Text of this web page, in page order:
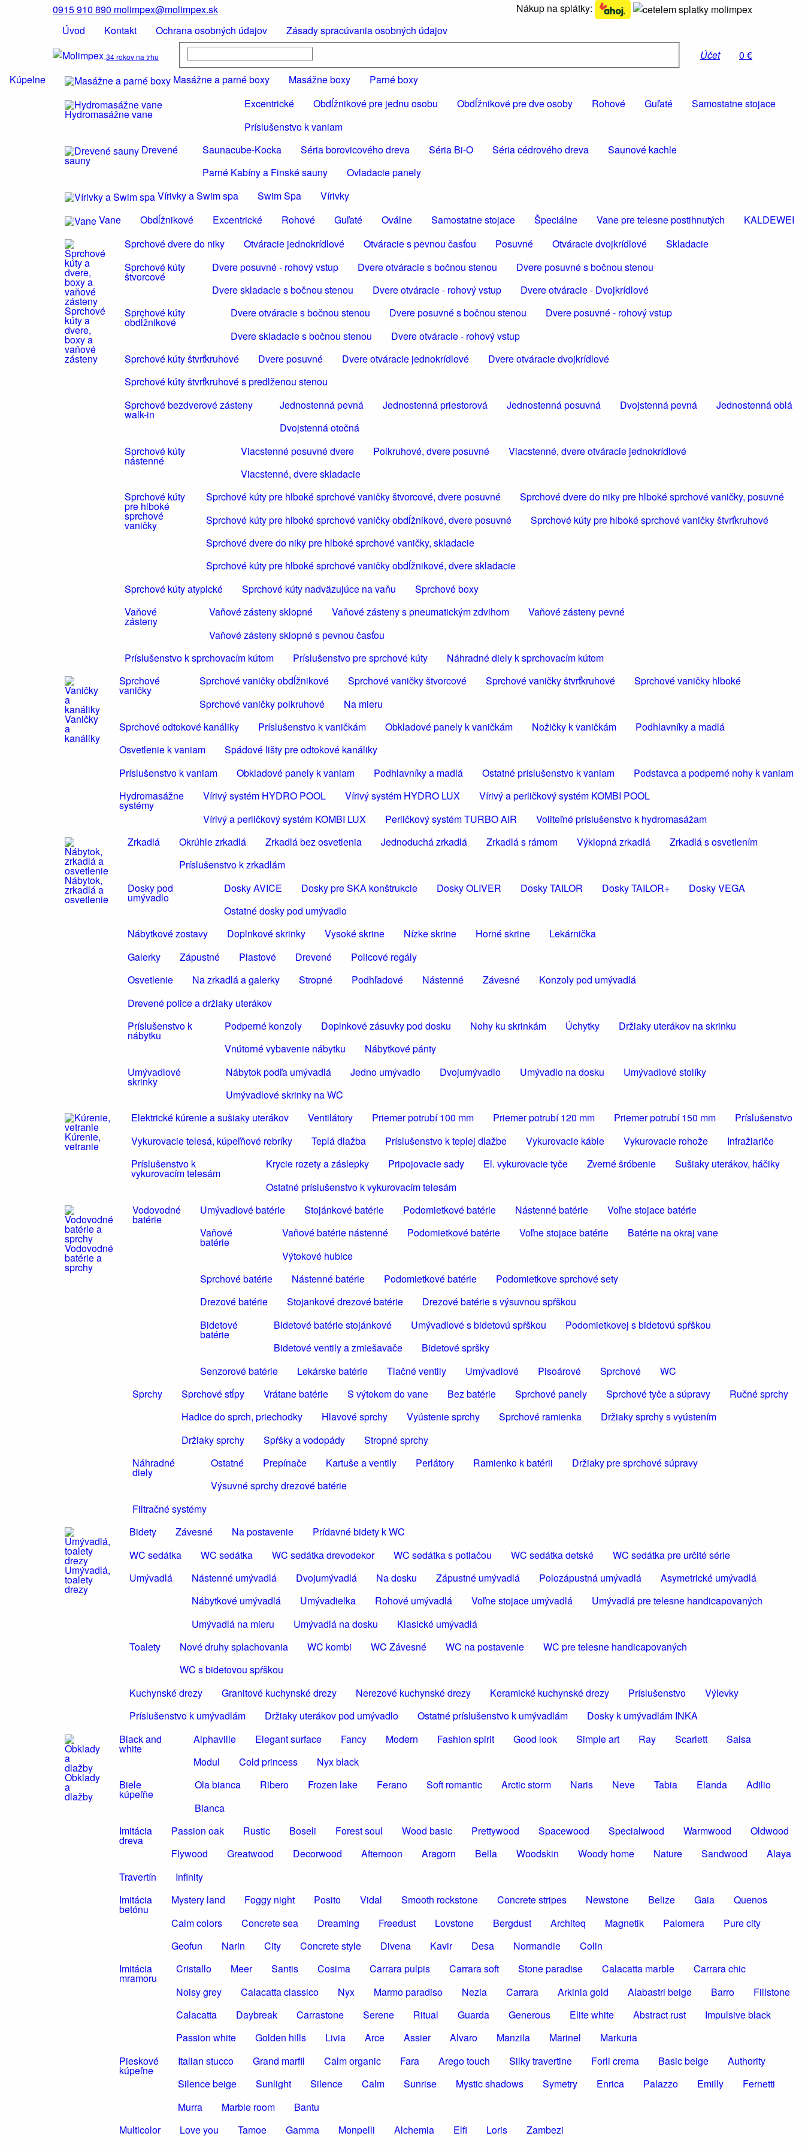
0915 910 890 molimpex@molimpex.sk
Nákup na splátky:
Úvod
Kontakt Ochrana osobných údajov Zásady spracúvania osobných údajov
34 rokov na trhu Účet
0 €
Kúpelne
Masážne a parné boxy Masážne boxy Parné boxy
Hydromasážne vane
Excentrické Obdĺžnikové pre jednu osobu Obdĺžnikové pre dve osoby Rohové Guľaté
Samostatne stojace
Príslušenstvo k vaniam
Drevené
sauny
Saunacube-Kocka Séria borovicového dreva Séria Bi-O Séria cédrového dreva
Saunové kachle
Parné Kabíny a Finské sauny
Ovladacie panely
Vírivky a Swim spa
Swim Spa
Vírivky
Vane
Obdĺžnikové Excentrické Rohové Guľaté Oválne Samostatne stojace Špeciálne Vane pre telesne postihnutých KALDEWEI
Sprchové
kúty a
dvere,
boxy a
vaňové
zásteny
Sprchové dvere do niky Otváracie jednokrídlové Otváracie s pevnou časťou Posuvné Otváracie dvojkrídlové
Skladacie
Sprchové kúty
štvorcové
Dvere posuvné - rohový vstup Dvere otváracie s bočnou stenou
Dvere posuvné s bočnou stenou
Dvere skladacie s bočnou stenou
Dvere otváracie - rohový vstup
Dvere otváracie - Dvojkrídlové
Sprchové kúty
obdĺžnikové
Dvere otváracie s bočnou stenou Dvere posuvné s bočnou stenou
Dvere posuvné - rohový vstup
Dvere skladacie s bočnou stenou
Dvere otváracie - rohový vstup
Sprchové kúty štvrťkruhové
Dvere posuvné Dvere otváracie jednokrídlové
Dvere otváracie dvojkrídlové
Sprchové kúty štvrťkruhové s predlženou stenou
Sprchové bezdverové zásteny
walk-in
Jednostenná pevná Jednostenná priestorová Jednostenná posuvná Dvojstenná pevná
Jednostenná oblá
Dvojstenná otočná
Sprchové kúty
nástenné
Viacstenné posuvné dvere Polkruhové, dvere posuvné
Viacstenné, dvere otváracie jednokrídlové
Viacstenné, dvere skladacie
Sprchové kúty
pre hlboké
sprchové
vaničky
Sprchové kúty pre hlboké sprchové vaničky štvorcové, dvere posuvné
Sprchové dvere do niky pre hlboké sprchové vaničky, posuvné
Sprchové kúty pre hlboké sprchové vaničky obdĺžnikové, dvere posuvné
Sprchové kúty pre hlboké sprchové vaničky štvrťkruhové
Sprchové dvere do niky pre hlboké sprchové vaničky, skladacie
Sprchové kúty pre hlboké sprchové vaničky obdĺžnikové, dvere skladacie
Sprchové kúty atypické
Sprchové kúty nadväzujúce na vaňu
Sprchové boxy
Vaňové
zásteny
Vaňové zásteny sklopné Vaňové zásteny s pneumatickým zdvihom
Vaňové zásteny pevné
Vaňové zásteny sklopné s pevnou časťou
Príslušenstvo k sprchovacím kútom
Príslušenstvo pre sprchové kúty Náhradné diely k sprchovacím kútom
Vaničky
a
kanáliky
Sprchové
vaničky
Sprchové vaničky obdĺžnikové Sprchové vaničky štvorcové Sprchové vaničky štvrťkruhové
Sprchové vaničky hlboké
Sprchové vaničky polkruhové
Na mieru
Sprchové odtokové kanáliky
Príslušenstvo k vaničkám Obkladové panely k vaničkám Nožičky k vaničkám
Podhlavníky a madlá
Osvetlenie k vaniam
Spádové lišty pre odtokové kanáliky
Príslušenstvo k vaniam
Obkladové panely k vaniam Podhlavníky a madlá Ostatné príslušenstvo k vaniam
Podstavca a podperné nohy k vaniam
Hydromasážne
systémy
Vírivý systém HYDRO POOL Vírivý systém HYDRO LUX
Vírivý a perličkový systém KOMBI POOL
Vírivý a perličkový systém KOMBI LUX
Perličkový systém TURBO AIR Voliteľné príslušenstvo k hydromasážam
Nábytok,
zrkadlá a
osvetlenie
Zrkadlá Okrúhle zrkadlá Zrkadlá bez osvetlenia Jednoduchá zrkadlá Zrkadlá s rámom Výklopná zrkadlá
Zrkadlá s osvetlením
Príslušenstvo k zrkadlám
Dosky pod
umývadlo
Dosky AVICE Dosky pre SKA konštrukcie Dosky OLIVER Dosky TAILOR Dosky TAILOR+
Dosky VEGA
Ostatné dosky pod umývadlo
Nábytkové zostavy
Doplnkové skrinky Vysoké skrine Nízke skrine Horné skrine
Lekárnička
Galerky
Zápustné Plastové Drevené
Policové regály
Osvetlenie
Na zrkadlá a galerky Stropné Podhľadové Nástenné Závesné
Konzoly pod umývadlá
Drevené police a držiaky uterákov
Príslušenstvo k
nábytku
Podperné konzoly Doplnkové zásuvky pod dosku Nohy ku skrinkám Úchytky
Držiaky uterákov na skrinku
Vnútorné vybavenie nábytku
Nábytkové pánty
Umývadlové
skrinky
Nábytok podľa umývadlá Jedno umývadlo Dvojumývadlo Umývadlo na dosku
Umývadlové stolíky
Umývadlové skrinky na WC
Kúrenie,
vetranie
Elektrické kúrenie a sušiaky uterákov Ventilátory Priemer potrubí 100 mm Priemer potrubí 120 mm Priemer potrubí 150 mm
Príslušenstvo
Vykurovacie telesá, kúpeľňové rebríky
Teplá dlažba Príslušenstvo k teplej dlažbe Vykurovacie káble Vykurovacie rohože
Infražiariče
Príslušenstvo k
vykurovacím telesám
Krycie rozety a záslepky Pripojovacie sady El. vykurovacie tyče Zverné šróbenie
Sušiaky uterákov, háčiky
Ostatné príslušenstvo k vykurovacím telesám
Vodovodné
batérie a
sprchy
Vodovodné
batérie
Umývadlové batérie Stojánkové batérie Podomietkové batérie Nástenné batérie
Voľne stojace batérie
Vaňové
batérie
Vaňové batérie nástenné Podomietkové batérie Voľne stojace batérie
Batérie na okraj vane
Výtokové hubice
Sprchové batérie
Nástenné batérie Podomietkové batérie
Podomietkove sprchové sety
Drezové batérie
Stojankové drezové batérie
Drezové batérie s výsuvnou spŕškou
Bidetové
batérie
Bidetové batérie stojánkové Umývadlové s bidetovú spŕškou
Podomietkovej s bidetovú spŕškou
Bidetové ventily a zmiešavače
Bidetové spršky
Senzorové batérie
Lekárske batérie Tlačné ventily Umývadlové Pisoárové Sprchové
WC
Sprchy
Sprchové stĺpy Vrátane batérie S výtokom do vane Bez batérie Sprchové panely Sprchové tyče a súpravy
Ručné sprchy
Hadice do sprch, priechodky
Hlavové sprchy Vyústenie sprchy Sprchové ramienka
Držiaky sprchy s vyústením
Držiaky sprchy
Spŕšky a vodopády
Stropné sprchy
Náhradné
diely
Ostatné Prepínače Kartuše a ventily Perlátory Ramienko k batérii
Držiaky pre sprchové súpravy
Výsuvné sprchy drezové batérie
Filtračné systémy
Umývadlá,
toalety
drezy
Bidety Závesné Na postavenie
Prídavné bidety k WC
WC sedátka
WC sedátka WC sedátka drevodekor WC sedátka s potlačou WC sedátka detské
WC sedátka pre určité série
Umývadlá
Nástenné umývadlá Dvojumývadlá Na dosku Zápustné umývadlá Polozápustná umývadlá
Asymetrické umývadlá
Nábytkové umývadlá
Umývadielka Rohové umývadlá Voľne stojace umývadlá
Umývadlá pre telesne handicapovaných
Umývadlá na mieru
Umývadlá na dosku
Klasické umývadlá
Toalety
Nové druhy splachovania WC kombi WC Závesné WC na postavenie
WC pre telesne handicapovaných
WC s bidetovou spŕškou
Kuchynské drezy
Granitové kuchynské drezy Nerezové kuchynské drezy Keramické kuchynské drezy Príslušenstvo
Výlevky
Príslušenstvo k umývadlám
Držiaky uterákov pod umývadlo Ostatné príslušenstvo k umývadlám Dosky k umývadlám INKA
Obklady
a
dlažby
Black and
white
Alphaville Elegant surface Fancy Modern Fashion spirit Good look Simple art Ray Scarlett
Salsa
Modul
Cold princess
Nyx black
Biele
kúpeľňe
Ola bianca Ribero Frozen lake Ferano Soft romantic Arctic storm Naris Neve Tabia Elanda
Adilio
Bianca
Imitácia
dreva
Passion oak Rustic Boseli Forest soul Wood basic Prettywood Spacewood Specialwood Warmwood
Oldwood
Flywood
Greatwood Decorwood Afternoon Aragorn Bella Woodskin Woody home Nature Sandwood
Alaya
Travertín
Infinity
Imitácia
betónu
Mystery land Foggy night Posito Vidal Smooth rockstone Concrete stripes Newstone Belize Gaia
Quenos
Calm colors
Concrete sea Dreaming Freedust Lovstone Bergdust Architeq Magnetik Palomera
Pure city
Geofun
Narin City Concrete style Divena Kavir Desa Normandie
Colin
Imitácia
mramoru
Cristallo Meer Santis Cosima Carrara pulpis Carrara soft Stone paradise Calacatta marble
Carrara chic
Noisy grey
Calacatta classico Nyx Marmo paradiso Nezia Carrara Arkinia gold Alabastri beige Barro
Fillstone
Calacatta
Daybreak Carrastone Serene Ritual Guarda Generous Elite white Abstract rust
Impulsive black
Passion white
Golden hills Livia Arce Assier Alvaro Manzila Marinel
Markuria
Pieskové
kúpeľne
Italian stucco Grand marfil Calm organic Fara Arego touch Silky travertine Forli crema Basic beige
Authority
Silence beige
Sunlight Silence Calm Sunrise Mystic shadows Symetry Enrica Palazzo Emilly
Fernetti
Murra
Marble room
Bantu
Multicolor
Love you Tamoe Gamma Monpelli Alchemia Elfi Loris
Zambezi